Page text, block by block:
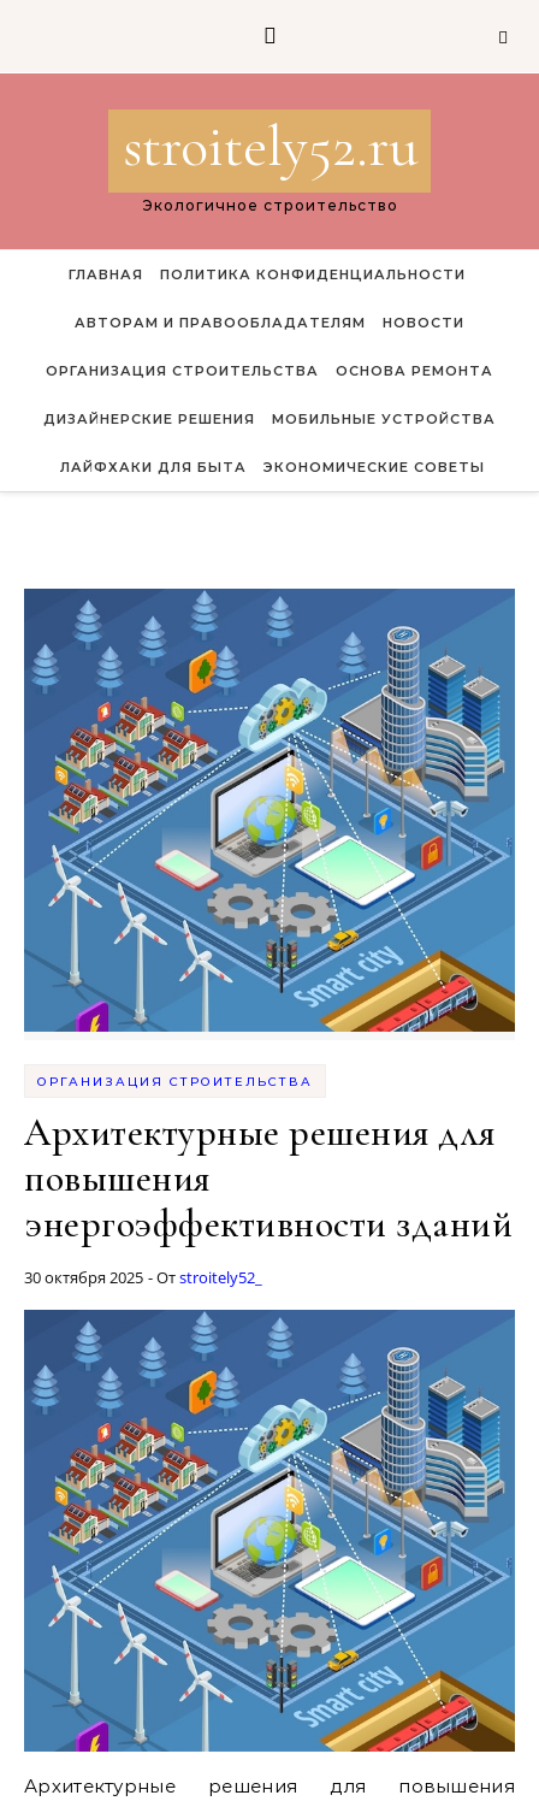
stroitely52.ru
Экологичное строительство
ГЛАВНАЯ ПОЛИТИКА КОНФИДЕНЦИАЛЬНОСТИ
АВТОРАМ И ПРАВООБЛАДАТЕЛЯМ НОВОСТИ
ОРГАНИЗАЦИЯ СТРОИТЕЛЬСТВА ОСНОВА РЕМОНТА
ДИЗАЙНЕРСКИЕ РЕШЕНИЯ МОБИЛЬНЫЕ УСТРОЙСТВА
ЛАЙФХАКИ ДЛЯ БЫТА ЭКОНОМИЧЕСКИЕ СОВЕТЫ
ОРГАНИЗАЦИЯ СТРОИТЕЛЬСТВА
Архитектурные решения для
повышения
энергоэффективности зданий
30 октября 2025 - Отstroitely52_
Архитектурные решения для повышения